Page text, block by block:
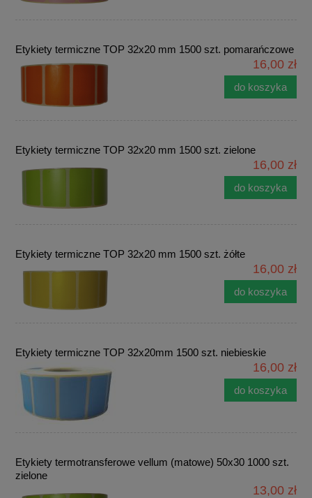
Etykiety termiczne TOP 32x20 mm 1500 szt. pomarańczowe
16,00 zł
do koszyka
Etykiety termiczne TOP 32x20 mm 1500 szt. zielone
16,00 zł
do koszyka
Etykiety termiczne TOP 32x20 mm 1500 szt. żółte
16,00 zł
do koszyka
Etykiety termiczne TOP 32x20mm 1500 szt. niebieskie
16,00 zł
do koszyka
Etykiety termotransferowe vellum (matowe) 50x30 1000 szt.
zielone
13,00 zł